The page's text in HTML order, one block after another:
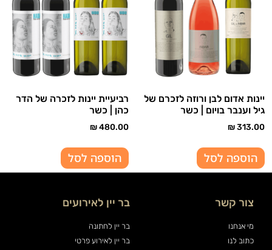
יינות אדום לבן ורוזה לזכרם של
גיל וענבר בויום | כשר
₪313.00
הוספה לסל
רביעיית יינות לזכרה של הדר
כהן | כשר
₪480.00
הוספה לסל
צור קשר
מי אנחנו
כתוב לנו
בר יין לאירועים
בר יין לחתונה
בר יין לאירוע פרטי